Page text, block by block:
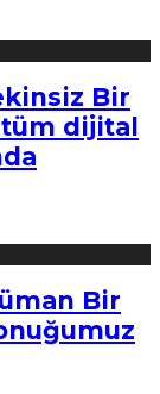
Bir
tüm dijital
Bir